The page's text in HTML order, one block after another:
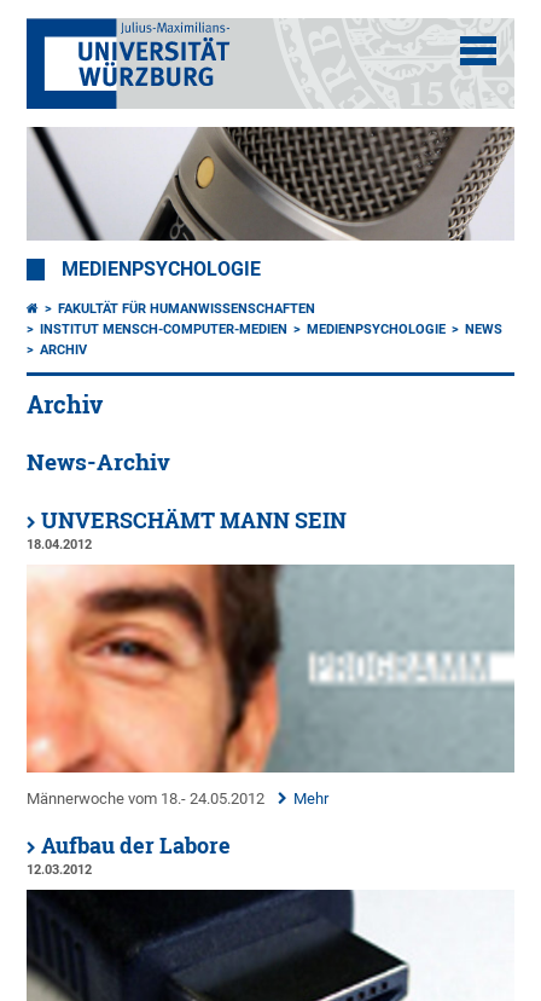
MEDIENPSYCHOLOGIE
FAKULTÄT FÜR HUMANWISSENSCHAFTEN
INSTITUT MENSCH-COMPUTER-MEDIEN
MEDIENPSYCHOLOGIE
NEWS
ARCHIV
Archiv
News-Archiv
UNVERSCHÄMT MANN SEIN
18.04.2012
Männerwoche vom 18.- 24.05.2012 Mehr
Aufbau der Labore
12.03.2012